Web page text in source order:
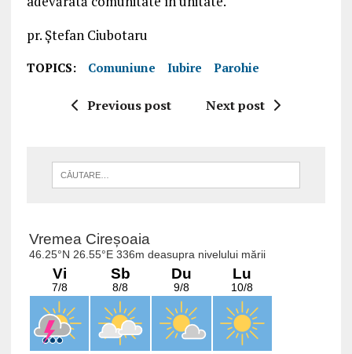
pr. Ștefan Ciubotaru
TOPICS: Comuniune Iubire Parohie
Previous post Next post